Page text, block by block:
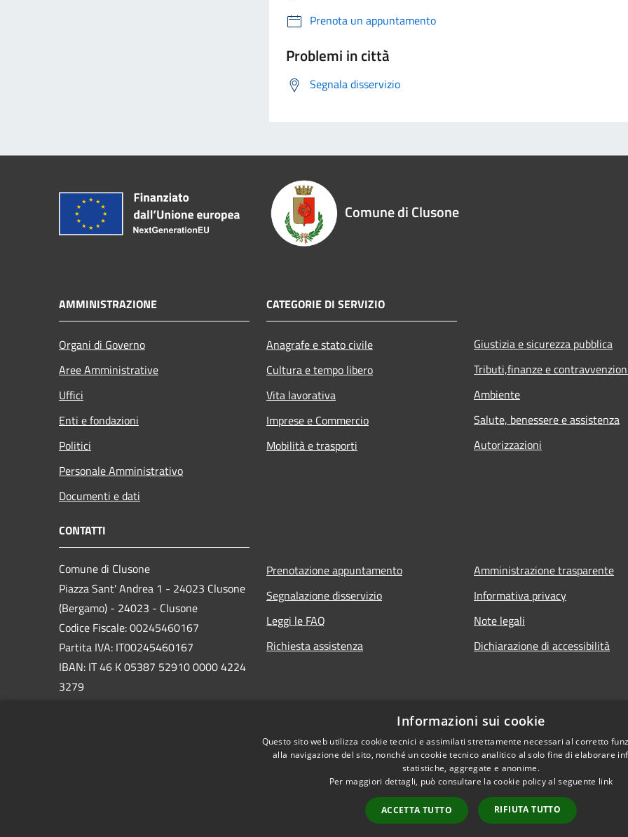
Prenota un appuntamento
Problemi in città
Segnala disservizio
Comune di Clusone
AMMINISTRAZIONE
Organi di Governo
Aree Amministrative
Uffici
Enti e fondazioni
Politici
Personale Amministrativo
Documenti e dati
CATEGORIE DI SERVIZIO
Anagrafe e stato civile
Cultura e tempo libero
Vita lavorativa
Imprese e Commercio
Mobilità e trasporti
Giustizia e sicurezza pubblica
Tributi,finanze e
Ambiente
Salute, benessere e assistenza
Autorizzazioni
CONTATTI
Comune di Clusone
Piazza Sant' Andrea 1 - 24023 Clusone
(Bergamo) - 24023 - Clusone
Codice Fiscale: 00245460167
Partita IVA: IT00245460167
IBAN: IT 46 K 05387 52910 0000 4224
3279
Prenotazione appuntamento
Segnalazione disservizio
Leggi le FAQ
Richiesta assistenza
Amministrazione trasparente
Informativa privacy
Note legali
Dichiarazione di accessibilità
Informazioni sui cookie
Questo sito web utilizza cookie tecnici e assimilati strettamente necessari al corretto
alla navigazione del sito, nonché un cookie tecnico analitico al solo fine di elaborare
statistiche, aggregate e anonime.
Per maggiori dettagli, può consultare la cookie policy al seguente link
ACCETTA TUTTO RIFIUTA TUTTO